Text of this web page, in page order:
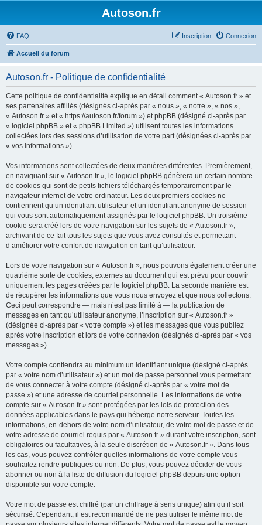
Autoson.fr
FAQ Connexion
Inscription
Accueil du forum
Autoson.fr - Politique de confidentialité
Cette politique de confidentialité explique en détail comment « Autoson.fr » et
ses partenaires affiliés (désignés ci-après par « nous », « notre », « nos »,
« Autoson.fr » et « https://autoson.fr/forum ») et phpBB (désigné ci-après par
« logiciel phpBB » et « phpBB Limited ») utilisent toutes les informations
collectées lors des sessions d’utilisation de votre part (désignées ci-après par
« vos informations »).
Vos informations sont collectées de deux manières différentes. Premièrement,
en naviguant sur « Autoson.fr », le logiciel phpBB génèrera un certain nombre
de cookies qui sont de petits fichiers téléchargés temporairement par le
navigateur internet de votre ordinateur. Les deux premiers cookies ne
contiennent qu’un identifiant utilisateur et un identifiant anonyme de session
qui vous sont automatiquement assignés par le logiciel phpBB. Un troisième
cookie sera créé lors de votre navigation sur les sujets de « Autoson.fr »,
archivant de ce fait tous les sujets que vous avez consultés et permettant
d’améliorer votre confort de navigation en tant qu’utilisateur.
Lors de votre navigation sur « Autoson.fr », nous pouvons également créer une
quatrième sorte de cookies, externes au document qui est prévu pour couvrir
uniquement les pages créées par le logiciel phpBB. La seconde manière est
de récupérer les informations que vous nous envoyez et que nous collectons.
Ceci peut correspondre — mais n’est pas limité à — la publication de
messages en tant qu’utilisateur anonyme, l’inscription sur « Autoson.fr »
(désignée ci-après par « votre compte ») et les messages que vous publiez
après votre inscription et lors de votre connexion (désignés ci-après par « vos
messages »).
Votre compte contiendra au minimum un identifiant unique (désigné ci-après
par « votre nom d’utilisateur ») et un mot de passe personnel vous permettant
de vous connecter à votre compte (désigné ci-après par « votre mot de
passe ») et une adresse de courriel personnelle. Les informations de votre
compte sur « Autoson.fr » sont protégées par les lois de protection des
données applicables dans le pays qui héberge notre serveur. Toutes les
informations, en-dehors de votre nom d’utilisateur, de votre mot de passe et de
votre adresse de courriel requis par « Autoson.fr » durant votre inscription, sont
obligatoires ou facultatives, à la seule discrétion de « Autoson.fr ». Dans tous
les cas, vous pouvez contrôler quelles informations de votre compte vous
souhaitez rendre publiques ou non. De plus, vous pouvez décider de vous
abonner ou non à la liste de diffusion du logiciel phpBB depuis une option
disponible sur votre compte.
Votre mot de passe est chiffré (par un chiffrage à sens unique) afin qu’il soit
sécurisé. Cependant, il est recommandé de ne pas utiliser le même mot de